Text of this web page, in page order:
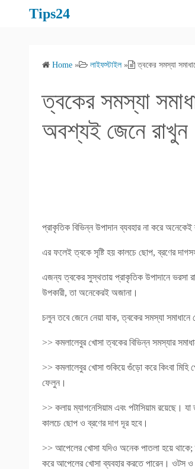
Tips24
Home » লাইফস্টাইল » ত্বকের সমস্যা
ত্বকের সমস্যা
অবশ্যই জেনে রাখুন
প্রাকৃতিক বিভিন্ন উপাদান ব্যবহার না করে
এর ফলেই ত্বকে সৃষ্টি হয় কালচে ছোপ, ব্রণের
এজন্য ত্বকের সুস্থতায় প্রাকৃতিক উপাদানে ভরসা
উপকারী, তা অনেকেরই অজানা।
চলুন তবে জেনে নেয়া যাক, ত্বকের সমস্যা
>> কমলালেবুর খোসা ত্বকের বিভিন্ন সমস্যার
>> কমলালেবুর খোসা শুকিয়ে গুঁড়ো করে কিংবা মিহি
ফেলুন।
>> কলায় ম্যাগনেসিয়াম এবং পটাসিয়াম
কালচে ছোপ ও ব্রণের দাগ দূর হবে।
>> আপেলের খোসা যদিও অনেক পাতলা হয়ে থাকে;
করে আপেলের খোসা ব্যবহার করতে পারেন। ওটস ও